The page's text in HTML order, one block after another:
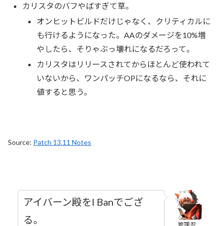
カリスタのバフやばすぎて草。
オンヒットビルドだけじゃなく、クリティカルに
も行けるようになった。AAのダメージを10%増
やしたら、そりゃぶっ壊れになるだろって。
カリスタはリリースされてからほとんど使われて
いないから、ワンパッチOPになるなら、それに
値すると思う。
Source: Patch 13.11 Notes
アイバーン殿をI Banでござ
る。